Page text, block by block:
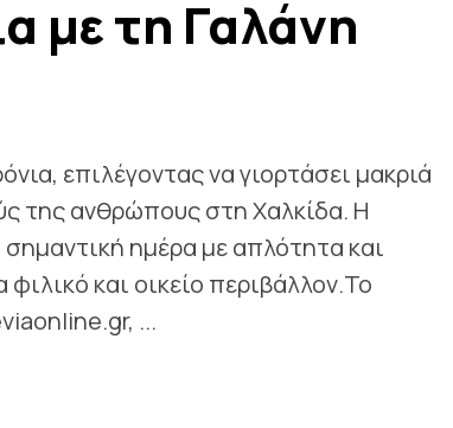
με τη Γαλάνη
επιλέγοντας να γιορτάσει μακριά
της ανθρώπους στη Χαλκίδα. Η
ημέρα με απλότητα και
και οικείο περιβάλλον.Το
...